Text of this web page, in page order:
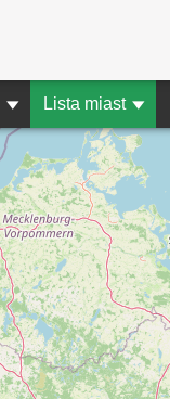
▾ Lista miast ▾